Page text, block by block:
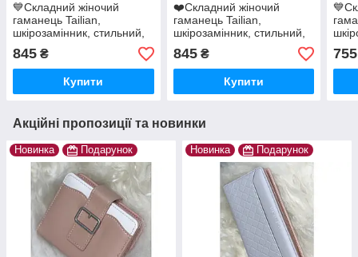
💙Складний жіночий
гаманець Tailian,
шкірозамінник, стильний,
компактний, відмінної
якості, різні кольори
845 ₴
Купити
❤️Складний жіночий
гаманець Tailian,
шкірозамінник, стильний,
компактний, відмінної
якості, різні кольори
845₴
Купити
755
Акційні пропозиції та новинки
Новинка Подарунок Новинка Подарунок